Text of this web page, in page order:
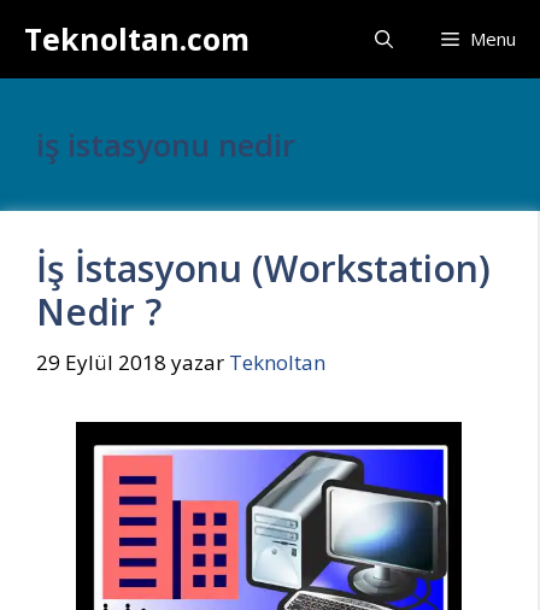
atlaTeknoltan.com Menu
iş istasyonu nedir
İş İstasyonu (Workstation)
Nedir ?
29 Eylül 2018 yazar Teknoltan